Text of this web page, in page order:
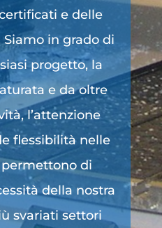
e delle
in grado di
progetto, la
e da oltre
l’attenzione
flessibilità nelle
di
della nostra
svariati settori